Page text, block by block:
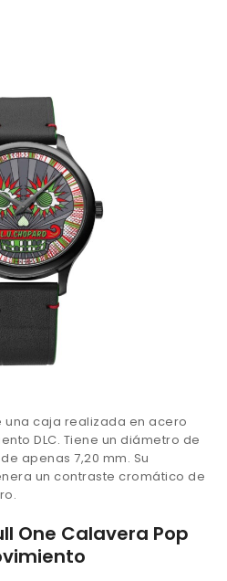
caja realizada en acero
DLC. Tiene un diámetro de
apenas 7,20 mm. Su
un contraste cromático de
One Calavera Pop